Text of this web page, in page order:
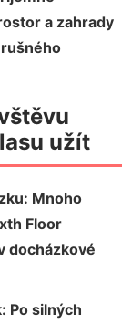
a zahrady
užít
Mnoho
Floor
docházkové
Po silných